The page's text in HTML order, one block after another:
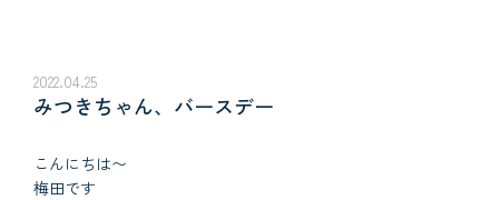
2022.04.25
みつきちゃん、バースデー
こんにちは〜
梅田です